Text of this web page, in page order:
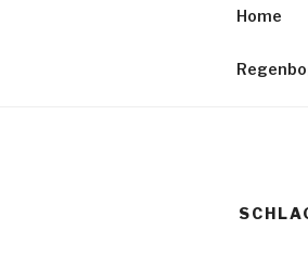
Home